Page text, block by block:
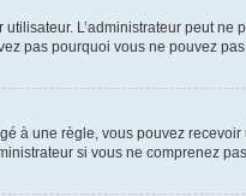
L’administrateur peut
pas pourquoi vous ne pouvez
une règle, vous pouvez
si vous ne comprenez